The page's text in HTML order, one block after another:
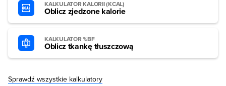
KALKULATOR KALORII (KCAL)
Oblicz zjedzone kalorie
KALKULATOR %BF
Oblicz tkankę tłuszczową
Sprawdź wszystkie kalkulatory